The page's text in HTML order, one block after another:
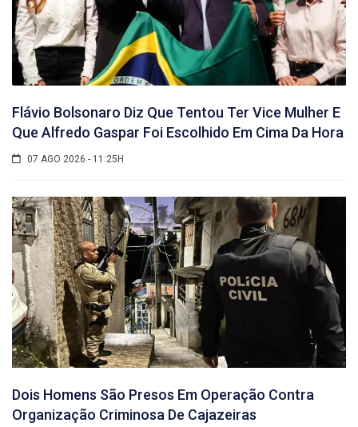
Flávio Bolsonaro Diz Que Tentou Ter Vice Mulher E
Que Alfredo Gaspar Foi Escolhido Em Cima Da Hora
07 AGO 2026 - 11:25H
Dois Homens São Presos Em Operação Contra
Organização Criminosa De Cajazeiras